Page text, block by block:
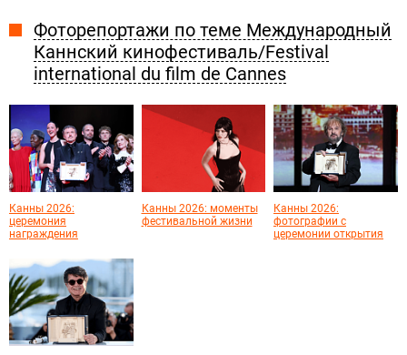
Фоторепортажи по теме Международный
Каннский кинофестиваль/Festival
international du film de Cannes
Канны 2026:
церемония
награждения
Канны 2026: моменты
фестивальной жизни
Канны 2026:
фотографии с
церемонии открытия